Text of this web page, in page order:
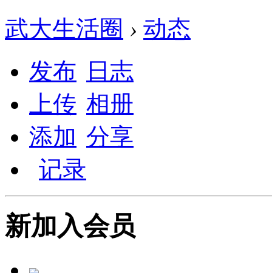
武大生活圈 › 动态
发布
日志
上传 相册
添加 分享
记录
新加入会员